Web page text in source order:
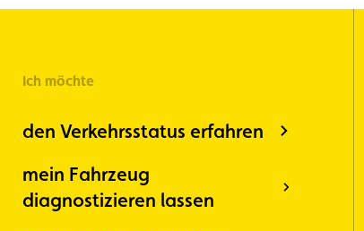
Ich möchte
den Verkehrsstatus erfahren
mein Fahrzeug
diagnostizieren lassen